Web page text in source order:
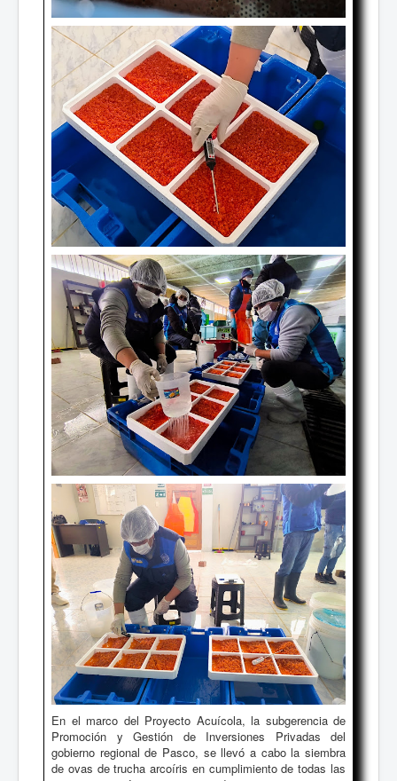
En el marco del Proyecto Acuícola, la subgerencia de
Promoción y Gestión de Inversiones Privadas del
gobierno regional de Pasco, se llevó a cabo la siembra
de ovas de trucha arcoíris en cumplimiento de todas las